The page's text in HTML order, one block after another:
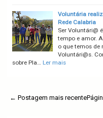
Voluntária
Rede Calabria
Ser Voluntári@
tempo e amor.
o que temos de
Voluntári@s.
sobre Pla… Ler mais
← Postagem mais recente